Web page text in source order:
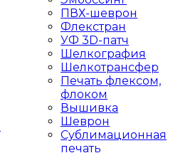
ПВХ-шеврон
Флекстран
УФ 3D-патч
Шелкография
Шелкотрансфер
Печать флексом,
флоком
Вышивка
Шеврон
Сублимационная
печать